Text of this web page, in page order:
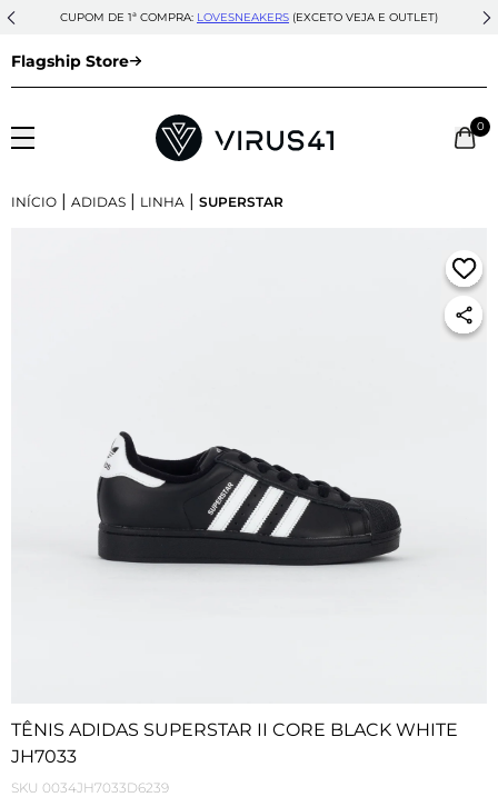
CUPOM DE 1ª COMPRA: LOVESNEAKERS (EXCETO VEJA E OUTLET)
Flagship Store
0
INÍCIO | ADIDAS | LINHA | SUPERSTAR
TÊNIS ADIDAS SUPERSTAR II CORE BLACK WHITE
JH7033
SKU 0034JH7033D6239